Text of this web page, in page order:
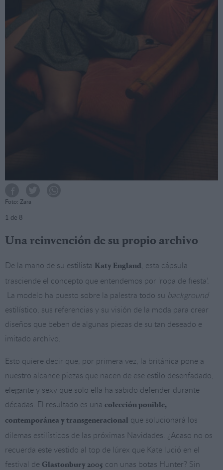
Foto: Zara
1 de 8
Una reinvención de su propio archivo
De la mano de su estilista Katy England, esta cápsula
trasciende el concepto que entendemos por ‘ropa de fiesta’.
La modelo ha puesto sobre la palestra todo su background
estilístico, sus referencias y su visión de la moda para crear
diseños que beben de algunas piezas de su tan deseado e
imitado archivo.
Esto quiere decir que, por primera vez, la británica pone a
nuestro alcance piezas que nacen de ese estilo desenfadado,
elegante y sexy que solo ella ha sabido defender durante
décadas. El resultado es una colección ponible,
contemporánea y transgeneracional
que solucionará los
dilemas estilísticos de las próximas Navidades. ¿Acaso no os
recuerda este vestido al top de lúrex que Kate lució en el
festival de Glastonbury 2005 con unas botas Hunter? Sin